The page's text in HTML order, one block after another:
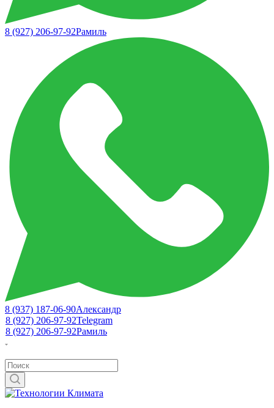
8 (927) 206-97-92Рамиль
8 (937) 187-06-90Александр
8 (927) 206-97-92Telegram
8 (927) 206-97-92Рамиль